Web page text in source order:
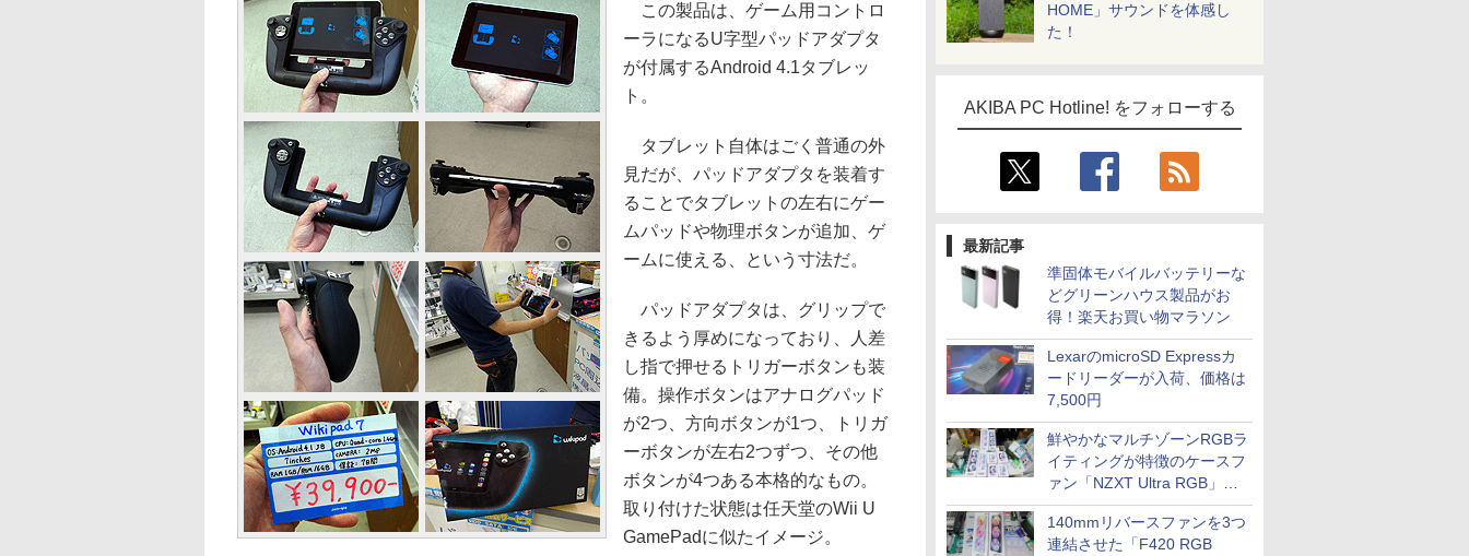
HOME」サウンドを体感し
た！
AKIBA PC Hotline! をフォローする
最新記事
準固体モバイルバッテリーな
どグリーンハウス製品がお
得！楽天お買い物マラソン
LexarのmicroSD Expressカ
ードリーダーが入荷、価格は
7,500円
鮮やかなマルチゾーンRGBラ
イティングが特徴のケースフ
ァン「NZXT Ultra RGB」が
発売、計8製品
140mmリバースファンを3つ
連結させた「F420 RGB
この製品は、ゲーム用コントロ
ーラになるU字型パッドアダプタ
が付属するAndroid 4.1タブレッ
ト。
タブレット自体はごく普通の外
見だが、パッドアダプタを装着す
ることでタブレットの左右にゲー
ムパッドや物理ボタンが追加、ゲ
ームに使える、という寸法だ。
パッドアダプタは、グリップで
きるよう厚めになっており、人差
し指で押せるトリガーボタンも装
備。操作ボタンはアナログパッド
が2つ、方向ボタンが1つ、トリガ
ーボタンが左右2つずつ、その他
ボタンが4つある本格的なもの。
取り付けた状態は任天堂のWii U
GamePadに似たイメージ。